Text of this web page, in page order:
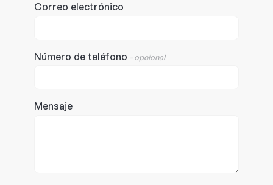
Correo electrónico
Número de teléfono - opcional
Mensaje